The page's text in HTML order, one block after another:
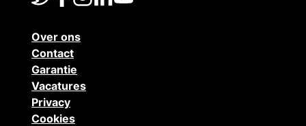
Over ons
Contact
Garantie
Vacatures
Privacy
Cookies